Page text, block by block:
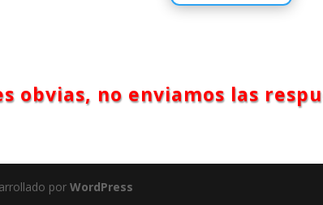
obvias, no enviamos las
por WordPress